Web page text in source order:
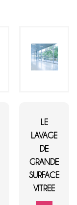
LE
LAVAGE
DE
GRANDE
SURFACE
VITREE